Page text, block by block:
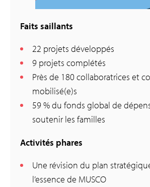
Faits saillants
22 projets développés
9 projets complétés
Près de 180 collaboratrices et
mobilisé(e)s
59 % du fonds global de
soutenir les familles
Activités phares
Une révision du plan
l’essence de MUSCO